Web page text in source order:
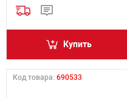
Купить
Код товара: 690533